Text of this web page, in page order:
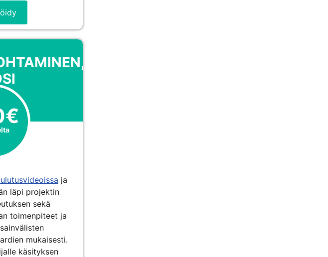
ja
läpi projektin
sekä
toimenpiteet ja
mukaisesti.
käsityksen